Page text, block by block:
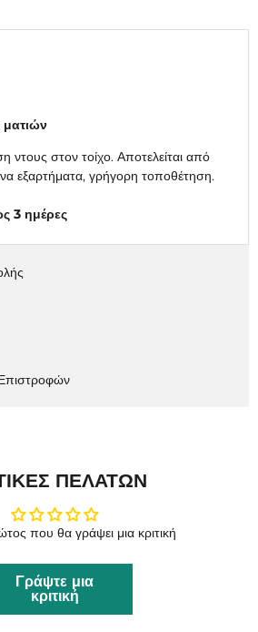
ματιών
ντους στον τοίχο. Αποτελείται από
εξαρτήματα, γρήγορη τοποθέτηση.
3 ημέρες
ΠΕΛΑΤΏΝ
που θα γράψει μια κριτική
Γράψτε μια
κριτική